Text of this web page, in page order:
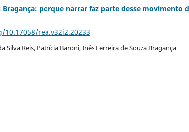
Bragança: porque narrar faz parte desse movimento
rea.v32i2.20233
Silva Reis, Patrícia Baroni, Inês Ferreira de Souza Bragança